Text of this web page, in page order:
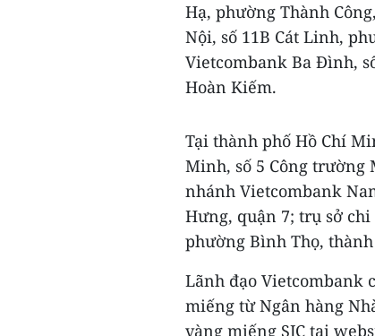
Hạ, phường Thành
Nội, số 11B Cát Linh,
Vietcombank Ba Đình,
Hoàn Kiếm.
Tại thành phố Hồ Chí
Minh, số 5 Công trường
nhánh Vietcombank
Hưng, quận 7; trụ sở
phường Bình Thọ,
Lãnh đạo Vietcombank
miếng từ Ngân hàng
vàng miếng SJC tại